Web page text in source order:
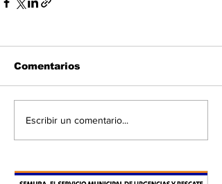
Comentarios
Escribir un comentario...